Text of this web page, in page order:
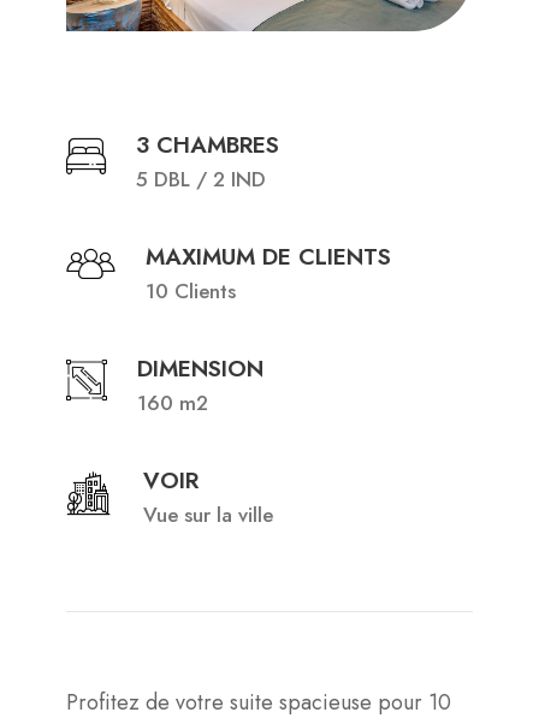
3 CHAMBRES
5 DBL / 2 IND
MAXIMUM DE CLIENTS
10 Clients
DIMENSION
160 m2
VOIR
Vue sur la ville
Profitez de votre suite spacieuse pour 10